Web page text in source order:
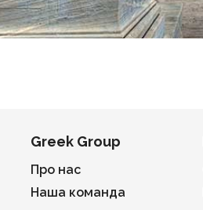
Greek Group
Про нас
Наша команда